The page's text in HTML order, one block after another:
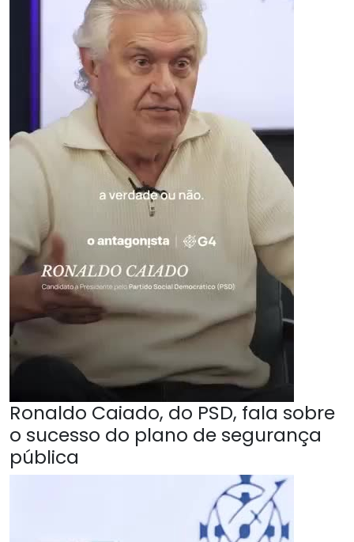
Ronaldo Caiado, do PSD, fala sobre
o sucesso do plano de segurança
pública